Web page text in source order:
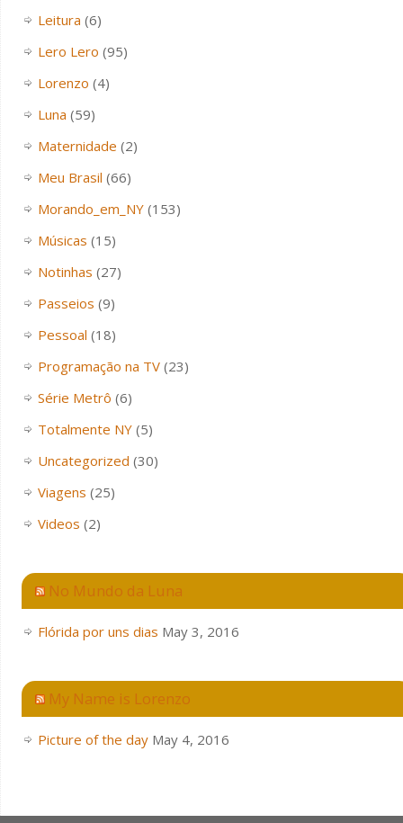
Leitura (6)
Lero Lero (95)
Lorenzo (4)
Luna (59)
Maternidade (2)
Meu Brasil (66)
Morando_em_NY(153)
Músicas (15)
Notinhas (27)
Passeios (9)
Pessoal (18)
Programação na TV(23)
Série Metrô (6)
Totalmente NY(5)
Uncategorized (30)
Viagens (25)
Videos (2)
No Mundo da Luna
Flórida por uns dias May 3, 2016
My Name is Lorenzo
Picture of the day May 4, 2016